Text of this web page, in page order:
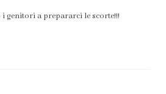
i genitori a prepararci le scorte!!!